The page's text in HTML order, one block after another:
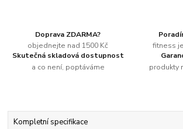
Doprava ZDARMA?
objednejte nad 1500 Kč
fitness
Skutečná skladová dostupnost
a co není, poptáváme
produkty
Kompletní specifikace